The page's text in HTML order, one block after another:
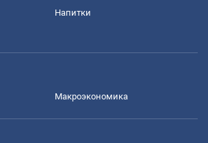
Напитки
Mакроэкономика